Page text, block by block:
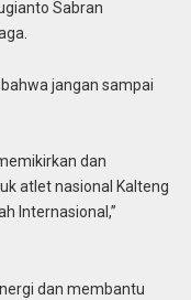
Sabran
jangan sampai
dan
atlet nasional Kalteng
Internasional,”
dan membantu